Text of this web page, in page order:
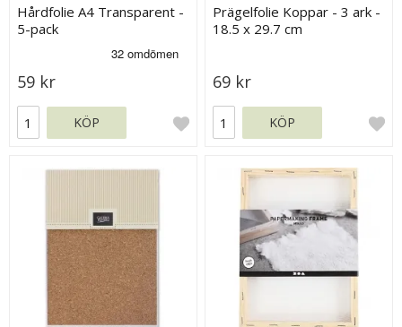
Hårdfolie A4 Transparent -
5-pack
59 kr
KÖP
Prägelfolie Koppar - 3 ark -
18.5 x 29.7 cm
69 kr
KÖP